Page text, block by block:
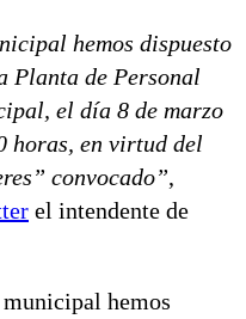
hemos dispuesto
Planta de Personal
el día 8 de marzo
horas, en virtud del
convocado”,
el intendente de
hemos